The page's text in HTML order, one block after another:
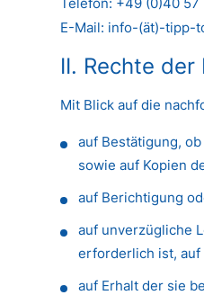
E-Mail: info-(ät)-tipp-
II. Rechte
Mit Blick auf die
auf Bestätigung,
sowie auf Kopien
auf Berichtigung
auf unverzügliche
erforderlich ist, auf
auf Erhalt der sie